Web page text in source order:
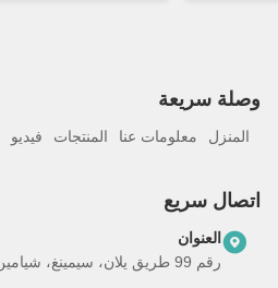
وصلة سريعة
المنزل معلومات عنا المنتجات فيديو
اتصال سريع
العنوان
رقم 99 طريق يلان، سيمينغ، شيامين، فوجيان، الصين